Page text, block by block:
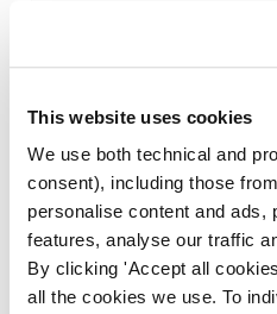
This website uses cookies
We use both technical and
consent), including those
personalise content and ads,
features, analyse our traffic
By clicking 'Accept all
all the cookies we use. To